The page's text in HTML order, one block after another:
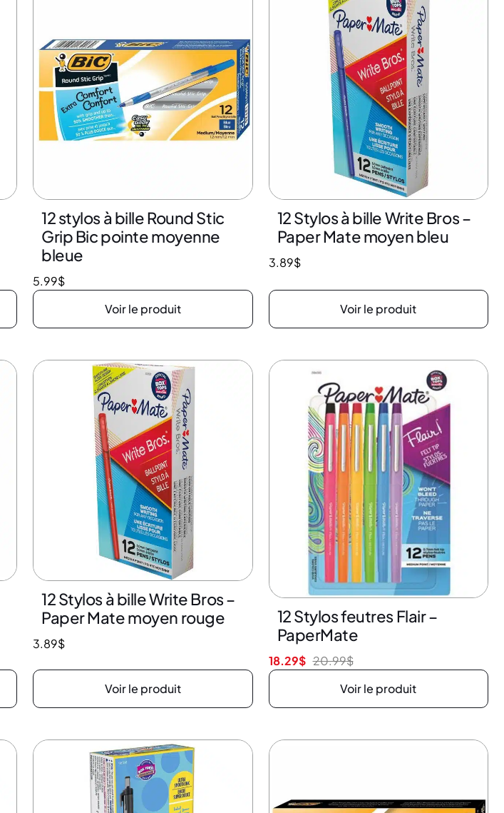
12 stylos à bille Round Stic
Grip Bic pointe moyenne
bleue
5.99$
Voir le produit
12 Stylos à bille Write Bros –
Paper Mate moyen bleu
3.89$
Voir le produit
12 Stylos à bille Write Bros –
Paper Mate moyen rouge
3.89$
Voir le produit
13% de rabais
12 Stylos feutres Flair –
PaperMate
18.29$ 20.99$
Voir le produit